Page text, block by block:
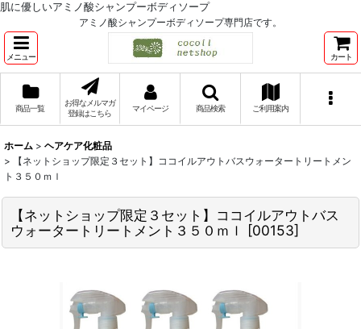
肌に優しいアミノ酸シャンプーボディソープ
アミノ酸シャンプーボディソープ専門店です。
メニュー カート
商品一覧
お得なメルマガ
登録はこちら
マイページ 商品検索 ご利用案内
ホーム > ヘアケア化粧品
>
【ネットショップ限定３セット】ココイルアウトバスウォータートリートメン
ト３５０ｍｌ
【ネットショップ限定３セット】ココイルアウトバス
ウォータートリートメント３５０ｍｌ
[00153]